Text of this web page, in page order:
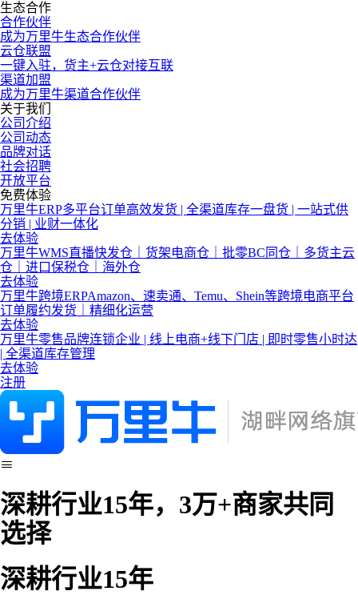
生态合作
合作伙伴
成为万里牛生态合作伙伴
云仓联盟
一键入驻，货主+云仓对接互联
渠道加盟
成为万里牛渠道合作伙伴
关于我们
公司介绍
公司动态
品牌对话
社会招聘
开放平台
免费体验
万里牛ERP多平台订单高效发货 | 全渠道库存一盘货 | 一站式供
分销 | 业财一体化
去体验
万里牛WMS直播快发仓｜货架电商仓｜批零BC同仓｜多货主云
仓｜进口保税仓｜海外仓
去体验
万里牛跨境ERPAmazon、速卖通、Temu、Shein等跨境电商平台
订单履约发货｜精细化运营
去体验
万里牛零售品牌连锁企业 | 线上电商+线下门店 | 即时零售小时达
| 全渠道库存管理
去体验
注册
深耕行业15年，3万+商家共同
选择
深耕行业15年